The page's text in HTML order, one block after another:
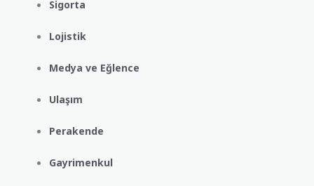
Sigorta
Lojistik
Medya ve Eğlence
Ulaşım
Perakende
Gayrimenkul